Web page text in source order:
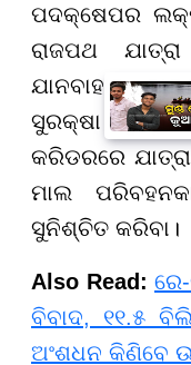
ପଦକ୍ଷେପର
ରାଜପଥ
ଯାନବାହାନ
ସୁରକ୍ଷା ବୃଦ୍ଧି
କରିଡରରେ
ମାଲ
ସୁନିଶ୍ଚିତ କରିବା।
Also Read:
ବିବାଦ, ୧୧.୫
ଅଂଶଧନ କିଣିବେ